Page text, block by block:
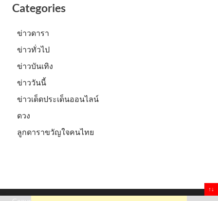
Categories
ข่าวดารา
ข่าวทั่วไป
ข่าวบันเทิง
ข่าววันนี้
ข่าวเด็ดประเด็นออนไลน์
ดวง
ลูกดาราขวัญใจคนไทย
↑↓